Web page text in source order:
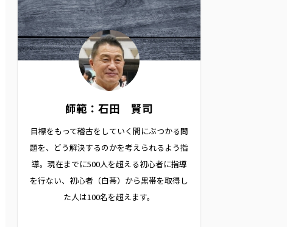
師範：石田 賢司
目標をもって稽古をしていく間にぶつかる問
題を、どう解決するのかを考えられるよう指
導。現在までに500人を超える初心者に指導
を行ない、初心者（白帯）から黒帯を取得し
た人は100名を超えます。